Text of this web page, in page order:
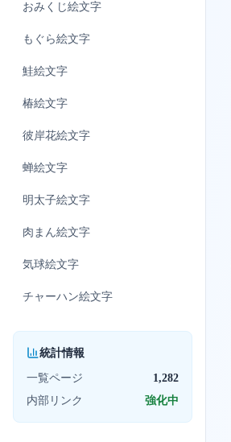
おみくじ絵文字
もぐら絵文字
鮭絵文字
椿絵文字
彼岸花絵文字
蝉絵文字
明太子絵文字
肉まん絵文字
気球絵文字
チャーハン絵文字
統計情報
一覧ページ
1,282
内部リンク
強化中